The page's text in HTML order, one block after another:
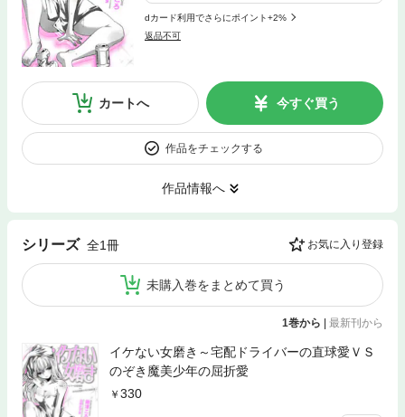
dカード利用でさらにポイント+2%
返品不可
カートへ 今すぐ買う
作品をチェックする
作品情報へ
シリーズ 全1冊 お気に入り登録
未購入巻をまとめて買う
1巻から 最新刊から
イケない女磨き～宅配ドライバーの直球愛ＶＳ
のぞき魔美少年の屈折愛
330